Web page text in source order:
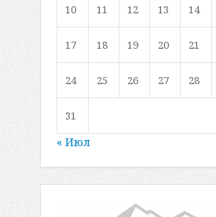
10 11 12 13 14
17 18 19 20 21
24 25 26 27 28
31
« Июл